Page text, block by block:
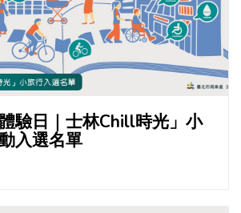
體驗日｜士林Chill時光」小
入選名單